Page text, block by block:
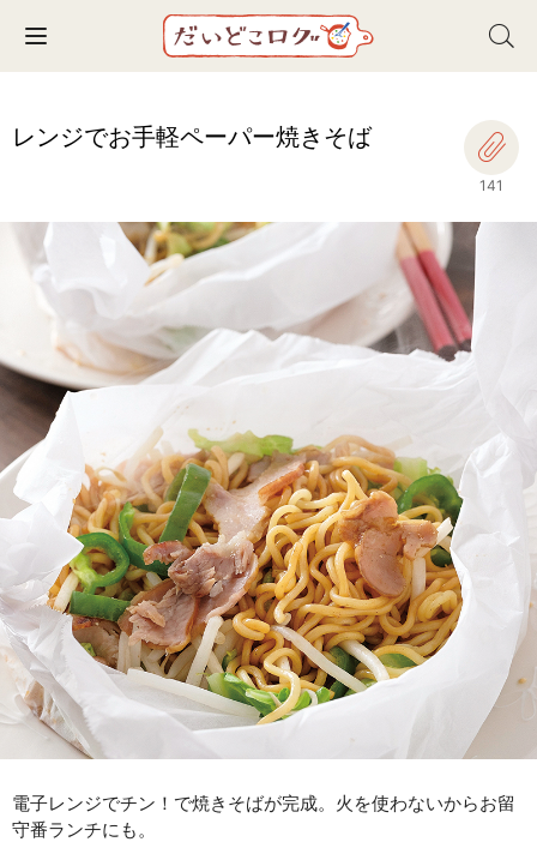
Toggle navigation
レンジでお手軽ペーパー焼きそば
141
電子レンジでチン！で焼きそばが完成。火を使わないからお留
守番ランチにも。